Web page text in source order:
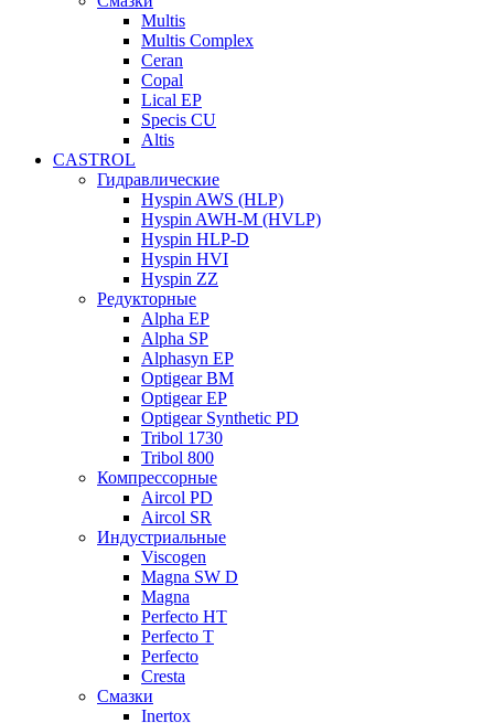
Multis
Multis Complex
Ceran
Copal
Lical EP
Specis CU
Altis
CASTROL
Гидравлические
Hyspin AWS (HLP)
Hyspin AWH-M (HVLP)
Hyspin HLP-D
Hyspin HVI
Hyspin ZZ
Редукторные
Alpha EP
Alpha SP
Alphasyn EP
Optigear BM
Optigear EP
Optigear Synthetic PD
Tribol 1730
Tribol 800
Компрессорные
Aircol PD
Aircol SR
Индустриальные
Viscogen
Magna SW D
Magna
Perfecto HT
Perfecto T
Perfecto
Cresta
Смазки
Inertox